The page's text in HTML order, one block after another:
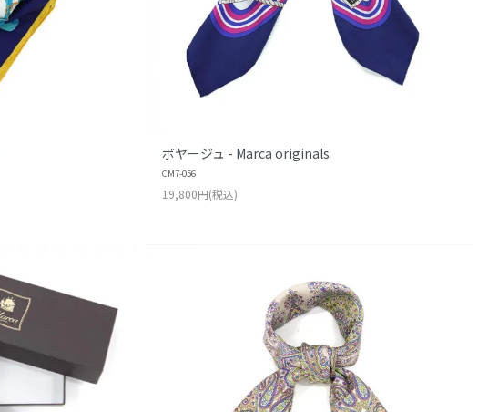
ボヤージュ - Marca originals
CM7-056
19,800円(税込)